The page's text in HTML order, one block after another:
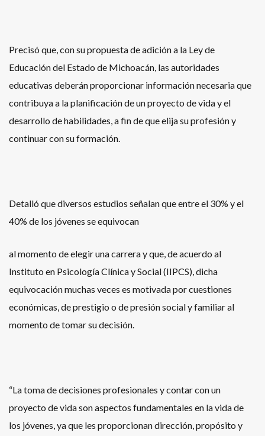
Precisó que, con su propuesta de adición a la Ley de
Educación del Estado de Michoacán, las autoridades
educativas deberán proporcionar información necesaria que
contribuya a la planificación de un proyecto de vida y el
desarrollo de habilidades, a fin de que elija su profesión y
continuar con su formación.
Detalló que diversos estudios señalan que entre el 30% y el
40% de los jóvenes se equivocan
al momento de elegir una carrera y que, de acuerdo al
Instituto en Psicología Clínica y Social (IIPCS), dicha
equivocación muchas veces es motivada por cuestiones
económicas, de prestigio o de presión social y familiar al
momento de tomar su decisión.
“La toma de decisiones profesionales y contar con un
proyecto de vida son aspectos fundamentales en la vida de
los jóvenes, ya que les proporcionan dirección, propósito y